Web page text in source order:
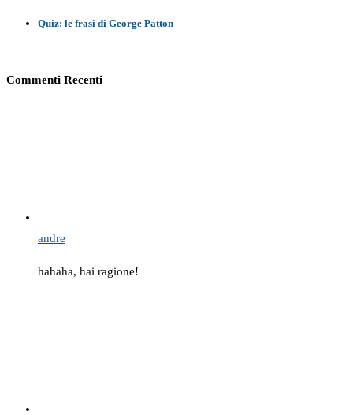
Quiz: le frasi di George Patton
Commenti Recenti
andre
hahaha, hai ragione!